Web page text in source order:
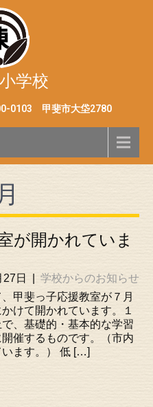
学校
0103 甲斐市大垈2780
が開かれていま
日
学校からのお知らせ
甲斐っ子応援教室が７月
けて開かれています。１
、基礎的・基本的な学習
催するものです。（市内
ます。） 低 […]